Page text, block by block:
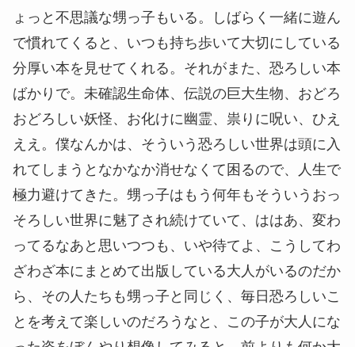
ょっと不思議な甥っ子もいる。しばらく一緒に遊ん
で慣れてくると、いつも持ち歩いて大切にしている
分厚い本を見せてくれる。それがまた、恐ろしい本
ばかりで。未確認生命体、伝説の巨大生物、おどろ
おどろしい妖怪、お化けに幽霊、 祟 りに呪い、ひえ
ええ。僕なんかは、そういう恐ろしい世界は頭に入
れてしまうとなかなか消せなくて困るので、人生で
極力避けてきた。甥っ子はもう何年もそういうおっ
そろしい世界に魅了され続けていて、ははあ、変わ
ってるなあと思いつつも、いや待てよ、こうしてわ
ざわざ本にまとめて出版している大人がいるのだか
ら、その人たちも甥っ子と同じく、毎日恐ろしいこ
とを考えて楽しいのだろうなと、この子が大人にな